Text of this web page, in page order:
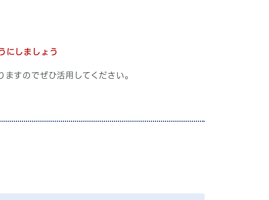
にしましょう
すのでぜひ活用してください。